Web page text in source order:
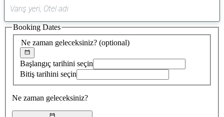
öneri
bulundu
Ne zaman geleceksiniz? (optional)
Başlangıç tarihini seçin
Bitiş tarihini seçin
Ne zaman geleceksiniz?
Booking Dates